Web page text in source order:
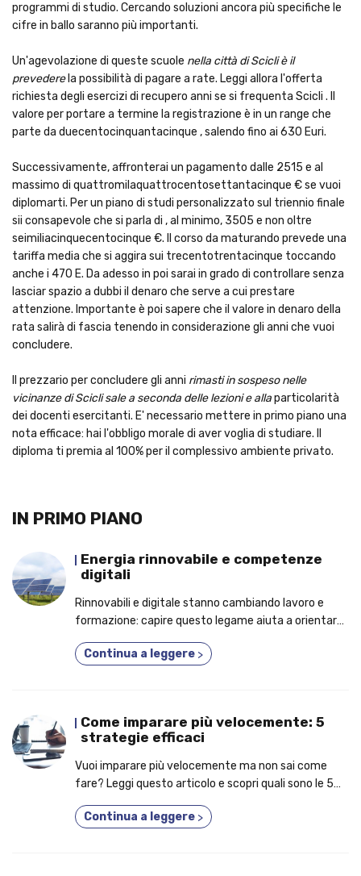
programmi di studio. Cercando soluzioni ancora più specifiche le
cifre in ballo saranno più importanti.
Un'agevolazione di queste scuole nella città di Scicli è il
prevederela possibilità di pagare a rate. Leggi allora l'offerta
richiesta degli esercizi di recupero anni se si frequenta Scicli . Il
valore per portare a termine la registrazione è in un range che
parte da duecentocinquantacinque , salendo fino ai 630 Euri.
Successivamente, affronterai un pagamento dalle 2515 e al
massimo di quattromilaquattrocentosettantacinque € se vuoi
diplomarti. Per un piano di studi personalizzato sul triennio finale
sii consapevole che si parla di , al minimo, 3505 e non oltre
seimiliacinquecentocinque €. Il corso da maturando prevede una
tariffa media che si aggira sui trecentotrentacinque toccando
anche i 470 E. Da adesso in poi sarai in grado di controllare senza
lasciar spazio a dubbi il denaro che serve a cui prestare
attenzione. Importante è poi sapere che il valore in denaro della
rata salirà di fascia tenendo in considerazione gli anni che vuoi
concludere.
Il prezzario per concludere gli anni rimasti in sospeso nelle
vicinanze di Scicli sale a seconda delle lezioni e allaparticolarità
dei docenti esercitanti. E' necessario mettere in primo piano una
nota efficace: hai l'obbligo morale di aver voglia di studiare. Il
diploma ti premia al 100% per il complessivo ambiente privato.
IN PRIMO PIANO
Energia rinnovabile e competenze
digitali
Rinnovabili e digitale stanno cambiando lavoro e
formazione: capire questo legame aiuta a orientarsi
Continua a leggere >
Come imparare più velocemente: 5
strategie efficaci
Vuoi imparare più velocemente ma non sai come
fare? Leggi questo articolo e scopri quali sono le 5
Continua a leggere >